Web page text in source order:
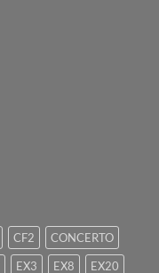
CF2
CONCERTO
EX3 EX8 EX20